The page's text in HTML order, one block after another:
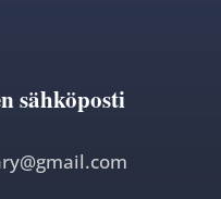
sähköposti